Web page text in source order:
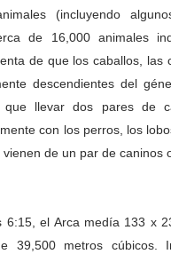
(incluyendo
de 16,000 animales
de que los caballos, las
descendientes del
llevar dos pares de
con los perros, los
de un par de caninos
6:15, el Arca medía 133 x
39,500 metros cúbicos.